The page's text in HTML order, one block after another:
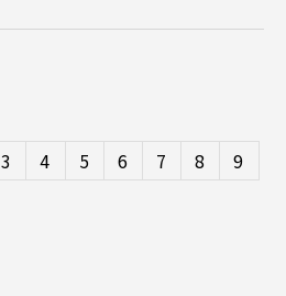
3 4 5 6 7 8
9